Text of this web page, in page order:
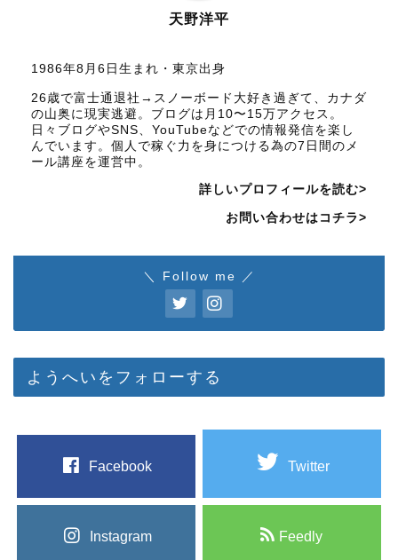
天野洋平
1986年8月6日生まれ・東京出身
26歳で富士通退社→スノーボード大好き過ぎて、カナダ
の山奥に現実逃避。ブログは月10〜15万アクセス。
日々ブログやSNS、YouTubeなどでの情報発信を楽し
んでいます。個人で稼ぐ力を身につける為の7日間のメ
ール講座を運営中。
詳しいプロフィールを読む>
お問い合わせはコチラ>
＼ Follow me ／
ようへいをフォローする
Facebook Twitter
Instagram Feedly